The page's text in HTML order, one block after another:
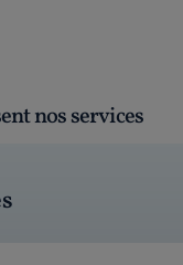
nos services